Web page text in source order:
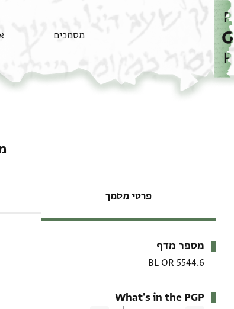
מסמכים
פרטי מסמך
מטא-דאטא
מספר מדף
BL OR 5544.6
What's in the PGP